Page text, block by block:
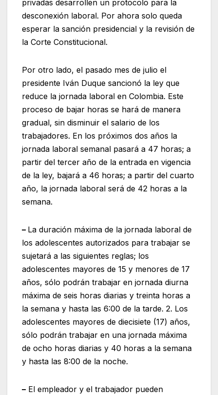
privadas desarrollen un protocolo para la
desconexión laboral. Por ahora solo queda
esperar la sanción presidencial y la revisión de
la Corte Constitucional.
Por otro lado, el pasado mes de julio el
presidente Iván Duque sancionó la ley que
reduce la jornada laboral en Colombia. Este
proceso de bajar horas se hará de manera
gradual, sin disminuir el salario de los
trabajadores. En los próximos dos años la
jornada laboral semanal pasará a 47 horas; a
partir del tercer año de la entrada en vigencia
de la ley, bajará a 46 horas; a partir del cuarto
año, la jornada laboral será de 42 horas a la
semana.
– La duración máxima de la jornada laboral de
los adolescentes autorizados para trabajar se
sujetará a las siguientes reglas; los
adolescentes mayores de 15 y menores de 17
años, sólo podrán trabajar en jornada diurna
máxima de seis horas diarias y treinta horas a
la semana y hasta las 6:00 de la tarde. 2. Los
adolescentes mayores de diecisiete (17) años,
sólo podrán trabajar en una jornada máxima
de ocho horas diarias y 40 horas a la semana
y hasta las 8:00 de la noche.
– El empleador y el trabajador pueden